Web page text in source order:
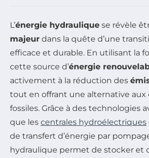
L’énergie hydraulique se révèle
majeur dans la quête d’une
efficace et durable. En utilisant la
cette source d’énergie
activement à la réduction des
tout en offrant une alternative
fossiles. Grâce à des technologies
que les centrales hydroélectriques
de transfert d’énergie par
hydraulique permet de stocker et